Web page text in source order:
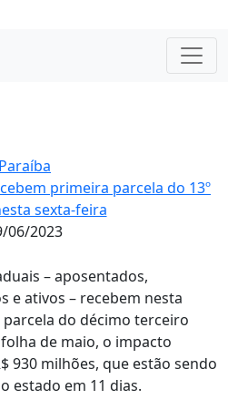
Paraíba
primeira parcela do 13º
sexta-feira
06/2023
– aposentados,
e ativos – recebem nesta
do décimo terceiro
de maio, o impacto
930 milhões, que estão sendo
estado em 11 dias.